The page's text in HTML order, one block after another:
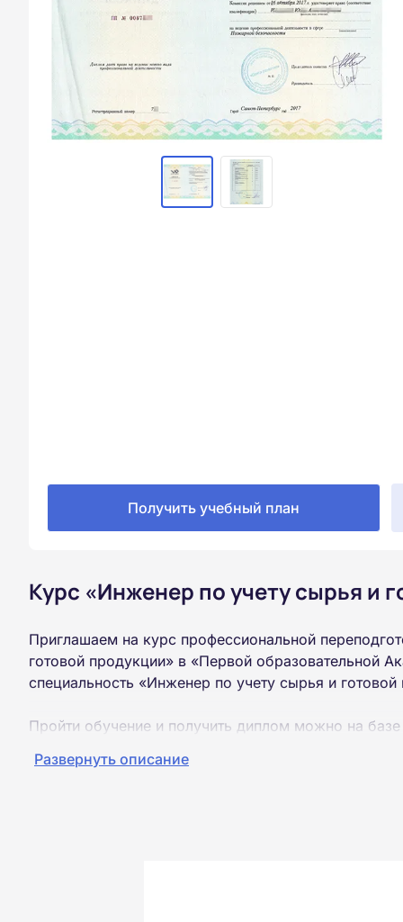
Получить учебный план
Курс «Инженер по учету сырья и
Приглашаем на курс профессиональной
готовой продукции» в «Первой образовательной
специальность «Инженер по учету сырья и
Пройти обучение и получить диплом можно на
Развернуть описание